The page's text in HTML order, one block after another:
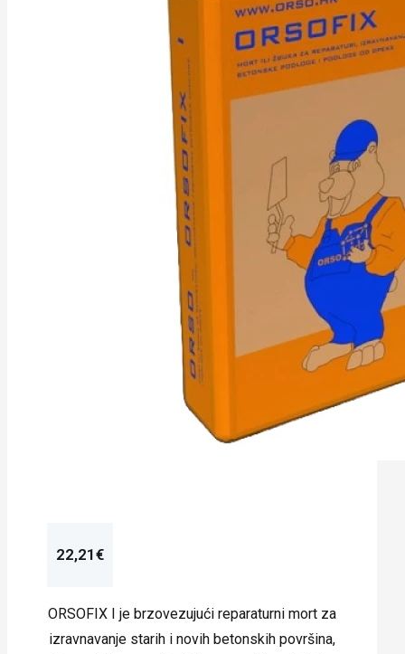
22,21€
ORSOFIX I je brzovezujući reparaturni mort za
izravnavanje starih i novih betonskih površina,